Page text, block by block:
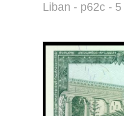
Liban - p62c -